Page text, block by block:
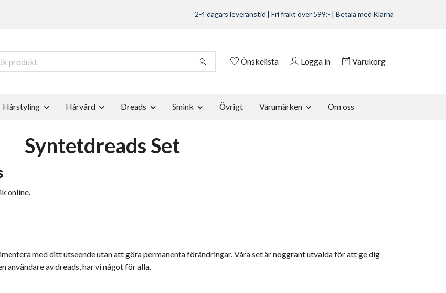
2-4 dagars leveranstid | Fri frakt över 599:- | Betala med Klarna
Önskelista Logga in Varukorg
Hårstyling Hårvård Dreads Smink Övrigt Varumärken Om oss
Syntetdreads Set
online.
med ditt utseende utan att göra permanenta förändringar. Våra set är noggrant utvalda för att ge dig
användare av dreads, har vi något för alla.